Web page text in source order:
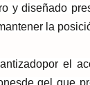
y diseñado
la
por el
de gel que